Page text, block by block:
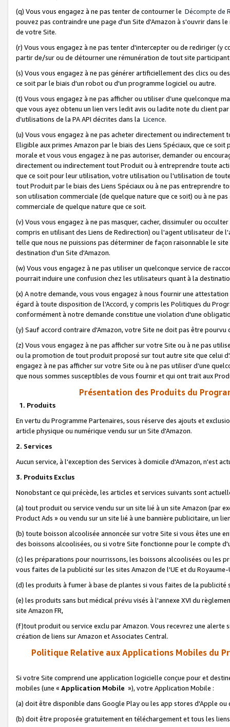
(q) Vous vous engagez à ne pas tenter de contourner le Décompte de
pouvez pas contraindre une page d'un Site d'Amazon à s'ouvrir dans
de votre Site.
(r) Vous vous engagez à ne pas tenter d'intercepter ou de rediriger
partir de/sur ou de détourner une rémunération de tout site
(s) Vous vous engagez à ne pas générer artificiellement des clics ou
ce soit par le biais d'un robot ou d'un programme logiciel ou autre.
(t) Vous vous engagez à ne pas afficher ou utiliser d’une quelconque
que vous ayez obtenu un lien vers ledit avis ou ladite note du client
d’utilisations de la PA API décrites dans la Licence.
(u) Vous vous engagez à ne pas acheter directement ou
Eligible aux primes Amazon par le biais des Liens Spéciaux, que ce
morale et vous vous engagez à ne pas autoriser, demander ou
directement ou indirectement tout Produit ou à entreprendre toute
que ce soit pour leur utilisation, votre utilisation ou l'utilisation de
tout Produit par le biais des Liens Spéciaux ou à ne pas entreprendre
son utilisation commerciale (de quelque nature que ce soit) ou à ne
commerciale de quelque nature que ce soit.
(v) Vous vous engagez à ne pas masquer, cacher, dissimuler ou
compris en utilisant des Liens de Redirection) ou l'agent utilisateur
telle que nous ne puissions pas déterminer de façon raisonnable le
destination d'un Site d'Amazon.
(w) Vous vous engagez à ne pas utiliser un quelconque service de
pourrait induire une confusion chez les utilisateurs quant à la
(x) A notre demande, vous vous engagez à nous fournir une
égard à toute disposition de l'Accord, y compris les Politiques du
conformément à notre demande constitue une violation d'une
(y) Sauf accord contraire d'Amazon, votre Site ne doit pas être
(z) Vous vous engagez à ne pas afficher sur votre Site ou à ne pas
ou la promotion de tout produit proposé sur tout autre site que celui
engagez à ne pas afficher sur votre Site ou à ne pas utiliser d’une
que nous sommes susceptibles de vous fournir et qui ont trait aux
Présentation des Produits du
1. Produits
En vertu du Programme Partenaires, sous réserve des ajouts et
article physique ou numérique vendu sur un Site d'Amazon.
2. Services
Aucun service, à l'exception des Services à domicile d'Amazon, n'est
3. Produits Exclus
Nonobstant ce qui précède, les articles et services suivants sont
(a) tout produit ou service vendu sur un site lié à un site Amazon (par
Product Ads » ou vendu sur un site lié à une bannière publicitaire, un
(b) toute boisson alcoolisée annoncée sur votre Site si vous êtes une
des boissons alcoolisées, ou si votre Site fonctionne pour le compte
(c) les préparations pour nourrissons, les boissons alcoolisées ou les
vous faites de la publicité sur les sites Amazon de l'UE et du Royaume-
(d) les produits à fumer à base de plantes si vous faites de la publicité
(e) les produits sans but médical prévu visés à l'annexe XVI du
site Amazon FR,
(f)tout produit ou service exclu par Amazon. Vous recevrez une alerte
création de liens sur Amazon et Associates Central.
Politique Relative aux Applications Mobiles du
Si votre Site comprend une application logicielle conçue pour et
mobiles (une « Application Mobile »), votre Application Mobile :
(a) doit être disponible dans Google Play ou les app stores d'Apple ou
(b) doit être proposée gratuitement en téléchargement et tous les